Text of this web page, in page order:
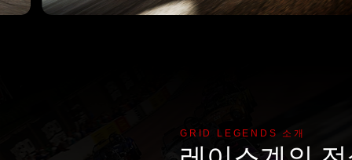
GRID LEGENDS 소개